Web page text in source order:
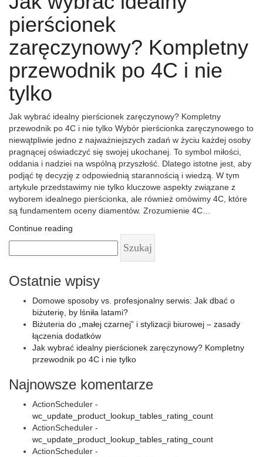
pierścionek
zaręczynowy? Kompletny
przewodnik po 4C i nie
tylko
Jak wybrać idealny pierścionek zaręczynowy? Kompletny
przewodnik po 4C i nie tylko Wybór pierścionka zaręczynowego to
niewątpliwie jedno z najważniejszych zadań w życiu każdej osoby
pragnącej oświadczyć się swojej ukochanej. To symbol miłości,
oddania i nadziei na wspólną przyszłość. Dlatego istotne jest, aby
podjąć tę decyzję z odpowiednią starannością i wiedzą. W tym
artykule przedstawimy nie tylko kluczowe aspekty związane z
wyborem idealnego pierścionka, ale również omówimy 4C, które
są fundamentem oceny diamentów. Zrozumienie 4C…
Continue reading
Szukaj:
Ostatnie wpisy
Domowe sposoby vs. profesjonalny serwis: Jak dbać o
biżuterię, by lśniła latami?
Biżuteria do „małej czarnej” i stylizacji biurowej – zasady
łączenia dodatków
Jak wybrać idealny pierścionek zaręczynowy? Kompletny
przewodnik po 4C i nie tylko
Najnowsze komentarze
ActionScheduler -
wc_update_product_lookup_tables_rating_count
ActionScheduler -
wc_update_product_lookup_tables_rating_count
ActionScheduler -